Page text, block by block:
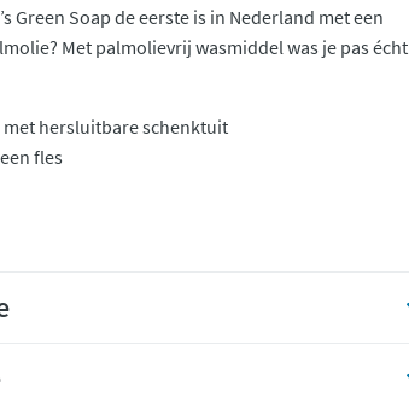
Green Soap de eerste is in Nederland met een
Met palmolievrij wasmiddel was je pas écht
hersluitbare schenktuit
fles